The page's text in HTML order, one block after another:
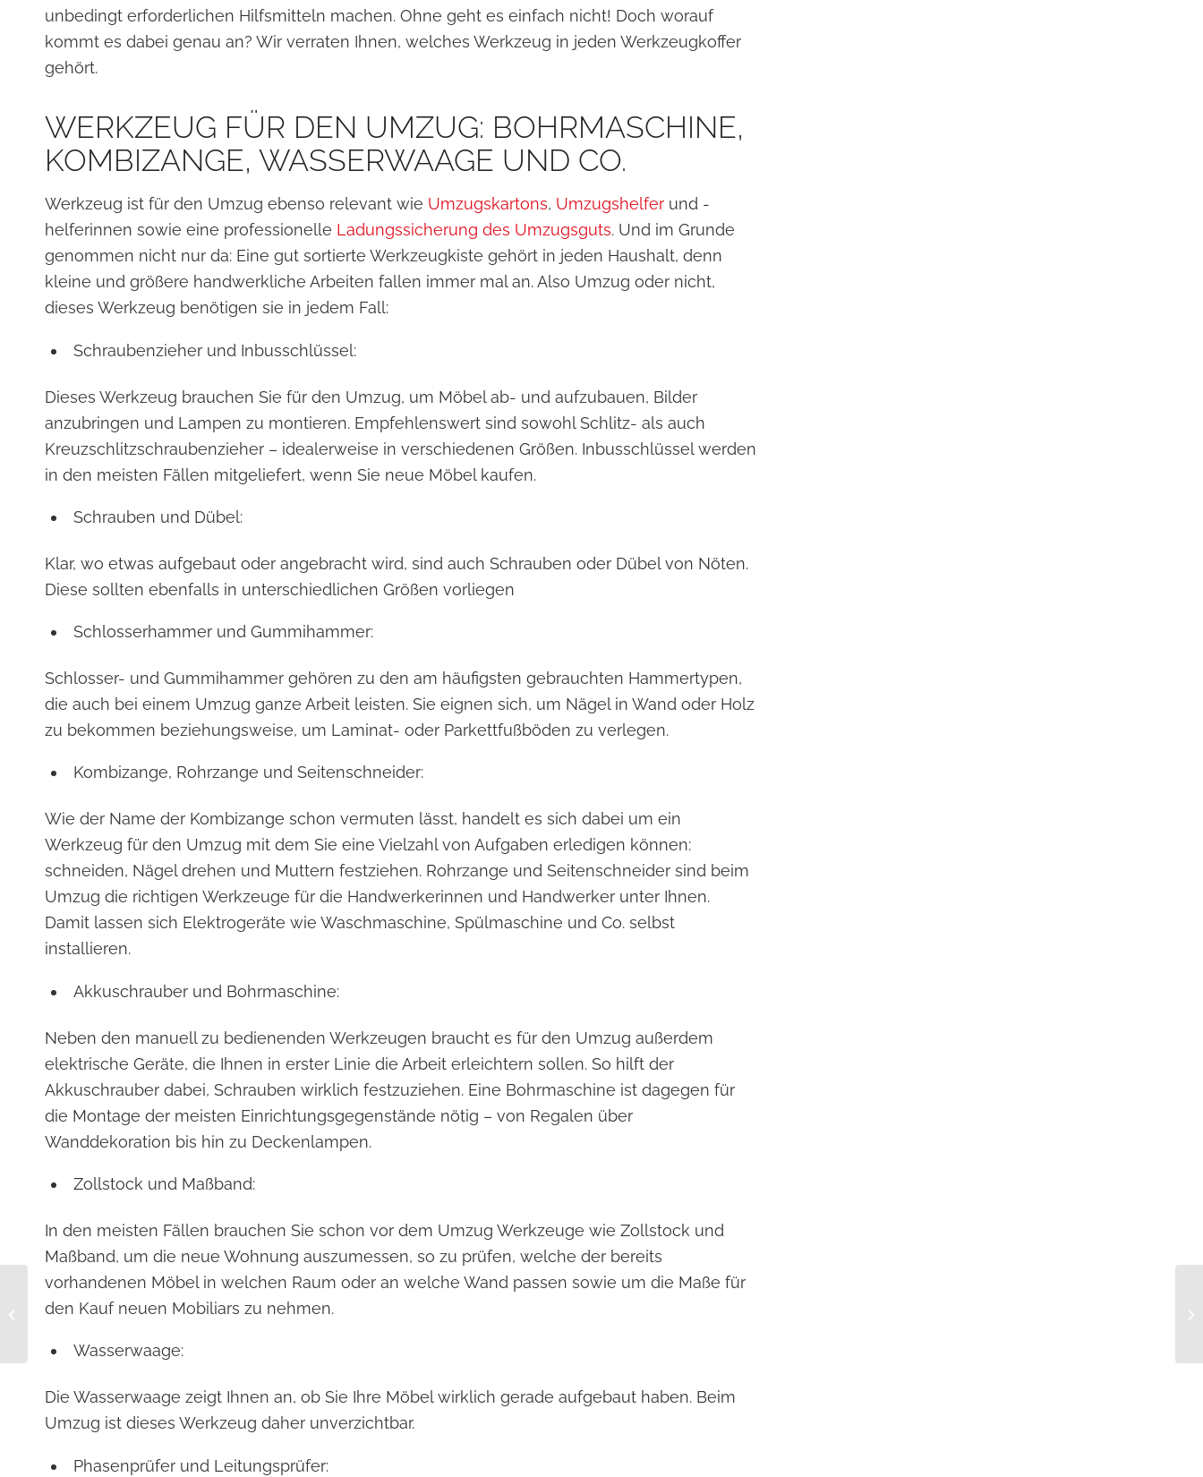
unbedingt erforderlichen Hilfsmitteln machen. Ohne geht es einfach nicht! Doch worauf
kommt es dabei genau an? Wir verraten Ihnen, welches Werkzeug in jeden Werkzeugkoffer
gehört.
WERKZEUG FÜR DEN UMZUG: BOHRMASCHINE,
KOMBIZANGE, WASSERWAAGE UND CO.
Werkzeug ist für den Umzug ebenso relevant wie Umzugskartons, Umzugshelfer und -
helferinnen sowie eine professionelle Ladungssicherung des Umzugsguts. Und im Grunde
genommen nicht nur da: Eine gut sortierte Werkzeugkiste gehört in jeden Haushalt, denn
kleine und größere handwerkliche Arbeiten fallen immer mal an. Also Umzug oder nicht,
dieses Werkzeug benötigen sie in jedem Fall:
Schraubenzieher und Inbusschlüssel:
Dieses Werkzeug brauchen Sie für den Umzug, um Möbel ab- und aufzubauen, Bilder
anzubringen und Lampen zu montieren. Empfehlenswert sind sowohl Schlitz- als auch
Kreuzschlitzschraubenzieher – idealerweise in verschiedenen Größen. Inbusschlüssel werden
in den meisten Fällen mitgeliefert, wenn Sie neue Möbel kaufen.
Schrauben und Dübel:
Klar, wo etwas aufgebaut oder angebracht wird, sind auch Schrauben oder Dübel von Nöten.
Diese sollten ebenfalls in unterschiedlichen Größen vorliegen
Schlosserhammer und Gummihammer:
Schlosser- und Gummihammer gehören zu den am häufigsten gebrauchten Hammertypen,
die auch bei einem Umzug ganze Arbeit leisten. Sie eignen sich, um Nägel in Wand oder Holz
zu bekommen beziehungsweise, um Laminat- oder Parkettfußböden zu verlegen.
Kombizange, Rohrzange und Seitenschneider:
Wie der Name der Kombizange schon vermuten lässt, handelt es sich dabei um ein
Werkzeug für den Umzug mit dem Sie eine Vielzahl von Aufgaben erledigen können:
schneiden, Nägel drehen und Muttern festziehen. Rohrzange und Seitenschneider sind beim
Umzug die richtigen Werkzeuge für die Handwerkerinnen und Handwerker unter Ihnen.
Damit lassen sich Elektrogeräte wie Waschmaschine, Spülmaschine und Co. selbst
installieren.
Akkuschrauber und Bohrmaschine:
Neben den manuell zu bedienenden Werkzeugen braucht es für den Umzug außerdem
elektrische Geräte, die Ihnen in erster Linie die Arbeit erleichtern sollen. So hilft der
Akkuschrauber dabei, Schrauben wirklich festzuziehen. Eine Bohrmaschine ist dagegen für
die Montage der meisten Einrichtungsgegenstände nötig – von Regalen über
Wanddekoration bis hin zu Deckenlampen.
Zollstock und Maßband:
In den meisten Fällen brauchen Sie schon vor dem Umzug Werkzeuge wie Zollstock und
Maßband, um die neue Wohnung auszumessen, so zu prüfen, welche der bereits
vorhandenen Möbel in welchen Raum oder an welche Wand passen sowie um die Maße für
den Kauf neuen Mobiliars zu nehmen.
Wasserwaage:
Die Wasserwaage zeigt Ihnen an, ob Sie Ihre Möbel wirklich gerade aufgebaut haben. Beim
Umzug ist dieses Werkzeug daher unverzichtbar.
Phasenprüfer und Leitungsprüfer:
Strom kündigen bei